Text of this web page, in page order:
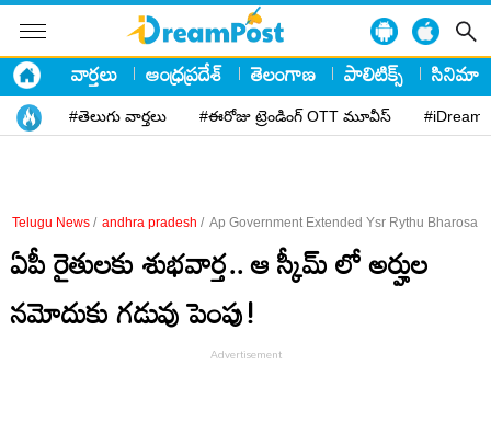
వార్తలు ఆంధ్రప్రదేశ్ తెలంగాణ పాలిటిక్స్ సినిమా
#తెలుగు వార్తలు #ఈరోజు ట్రెండింగ్ OTT మూవీస్
Telugu News / andhra pradesh / Ap Government Extended Ysr Rythu Bharosa
ఏపీ రైతులకు శుభవార్త.. ఆ స్కీమ్ లో అర్హుల
నమోదుకు గడువు పెంపు!